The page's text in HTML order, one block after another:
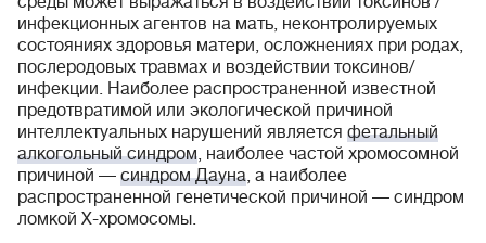
инфекционных агентов на мать, неконтролируемых
состояниях здоровья матери, осложнениях при родах,
послеродовых травмах и воздействии токсинов/
инфекции. Наиболее распространенной известной
предотвратимой или экологической причиной
интеллектуальных нарушений является фетальный
алкогольный синдром, наиболее частой хромосомной
причиной — синдром Дауна, а наиболее
распространенной генетической причиной — синдром
ломкой Х-хромосомы.